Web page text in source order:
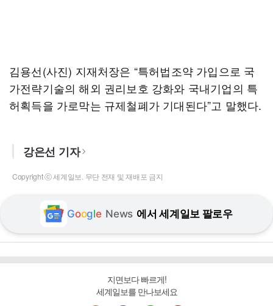
김용선(사진) 지재처장은 “특허법조약 가입으로 국
가전략기술의 해외 권리보호 강화와 국내기업의 특
허획득을 가로막는 규제철폐가 기대된다”고 말했다.
강은선 기자
Copyright ⓒ 세계일보. 무단 전재 및 재배포 금지
Google News 에서 세계일보 팔로우
지면보다 빠르게!
세계일보를 만나보세요